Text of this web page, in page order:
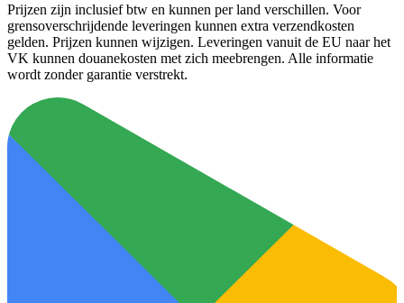
Prijzen zijn inclusief btw en kunnen per land verschillen. Voor
grensoverschrijdende leveringen kunnen extra verzendkosten
gelden. Prijzen kunnen wijzigen. Leveringen vanuit de EU naar het
VK kunnen douanekosten met zich meebrengen. Alle informatie
wordt zonder garantie verstrekt.